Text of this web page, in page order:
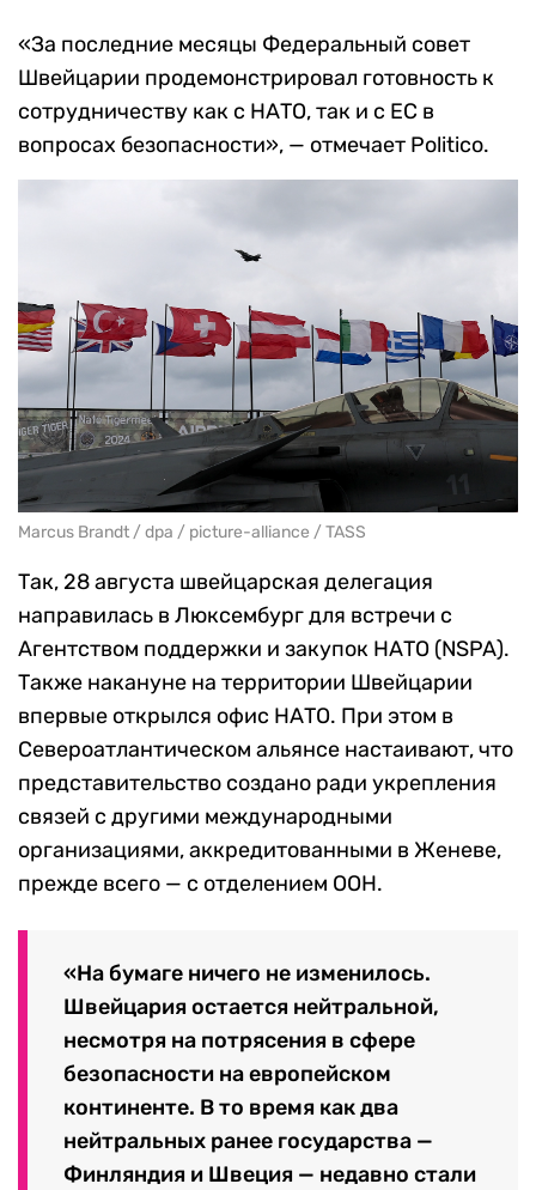
«За последние месяцы Федеральный совет
Швейцарии продемонстрировал готовность к
сотрудничеству как с НАТО, так и с ЕС в
вопросах безопасности», — отмечает Politico.
Marcus Brandt / dpa / picture-alliance / TASS
Так, 28 августа швейцарская делегация
направилась в Люксембург для встречи с
Агентством поддержки и закупок НАТО (NSPA).
Также накануне на территории Швейцарии
впервые открылся офис НАТО. При этом в
Североатлантическом альянсе настаивают, что
представительство создано ради укрепления
связей с другими международными
организациями, аккредитованными в Женеве,
прежде всего — с отделением ООН.
«На бумаге ничего не изменилось.
Швейцария остается нейтральной,
несмотря на потрясения в сфере
безопасности на европейском
континенте. В то время как два
нейтральных ранее государства —
Финляндия и Швеция — недавно стали